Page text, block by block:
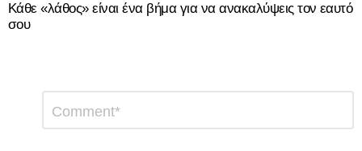
Κάθε «λάθος» είναι ένα βήμα για να ανακαλύψεις τον εαυτό
σου
απάντηση